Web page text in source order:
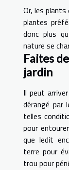
Or, les
plantes
donc plus
nature se
Faites
jardin
Il peut
dérangé par
telles
pour
que ledit
terre pour
trou pour